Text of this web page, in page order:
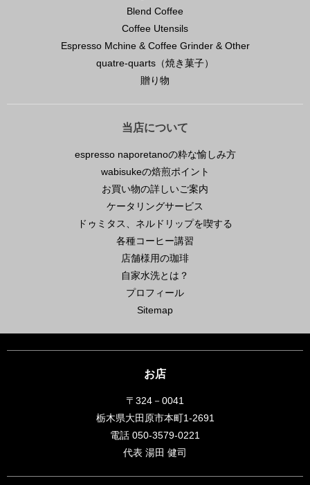
Blend Coffee
Coffee Utensils
Espresso Mchine & Coffee Grinder & Other
quatre-quarts（焼き菓子）
贈り物
当店について
espresso naporetanoの粋な愉しみ方
wabisukeの焙煎ポイント
お買い物の詳しいご案内
ケータリングサービス
ドゥミタス、ネルドリップを喫する
各種コーヒー講習
店舗様用の珈琲
自家水洗とは？
プロフィール
Sitemap
お店
〒324－0041
栃木県大田原市本町1-2691
電話 050-3579-0221
代表 湯田 健司